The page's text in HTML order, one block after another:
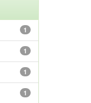
1
1
1
1